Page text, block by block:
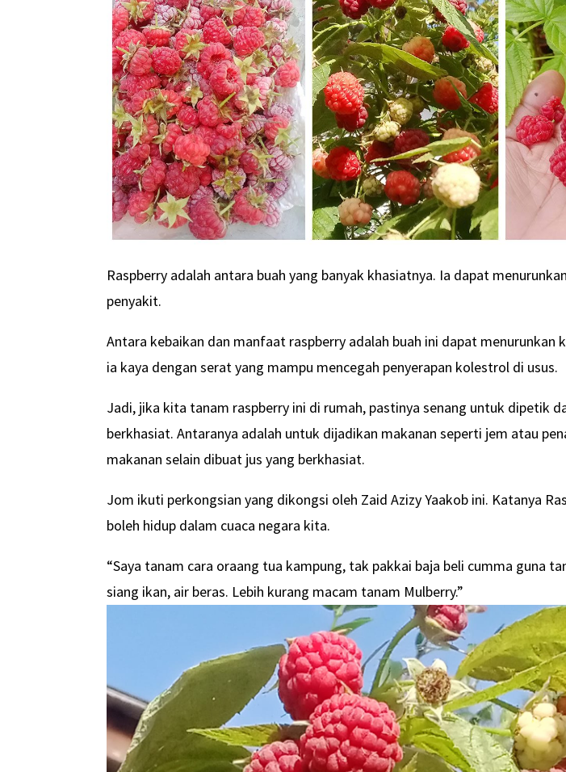
Raspberry adalah antara buah yang banyak khasiatnya. Ia dapat
penyakit.
Antara kebaikan dan manfaat raspberry adalah buah ini dapat menurunkan
ia kaya dengan serat yang mampu mencegah penyerapan kolestrol di usus.
Jadi, jika kita tanam raspberry ini di rumah, pastinya senang untuk dipetik
berkhasiat. Antaranya adalah untuk dijadikan makanan seperti jem atau
makanan selain dibuat jus yang berkhasiat.
Jom ikuti perkongsian yang dikongsi oleh Zaid Azizy Yaakob ini. Katanya
boleh hidup dalam cuaca negara kita.
“Saya tanam cara oraang tua kampung, tak pakkai baja beli cumma guna
siang ikan, air beras. Lebih kurang macam tanam Mulberry.”